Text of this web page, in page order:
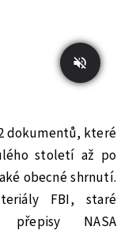
dokumentů, které
století až po
obecné shrnutí.
FBI, staré
NASA